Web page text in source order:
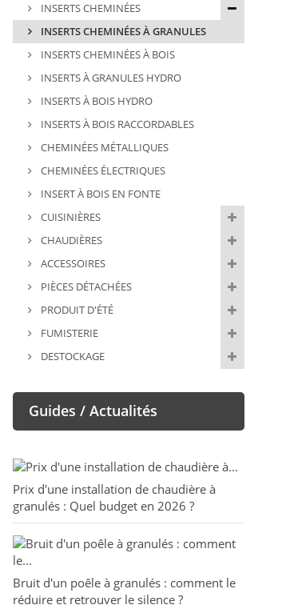
Insert à granules ventilé -
BRONPI Tavira 6 kW
2 647,01 € -22%
Ajouter au panier
Insert à
canalisable -
EXTRAFLAME
INSERTS CHEMINÉES
INSERTS CHEMINÉES À GRANULES
INSERTS CHEMINÉES À BOIS
INSERTS À GRANULES HYDRO
INSERTS À BOIS HYDRO
INSERTS À BOIS RACCORDABLES
CHEMINÉES MÉTALLIQUES
CHEMINÉES ÉLECTRIQUES
INSERT À BOIS EN FONTE
CUISINIÈRES
CHAUDIÈRES
ACCESSOIRES
PIÈCES DÉTACHÉES
PRODUIT D'ÉTÉ
FUMISTERIE
DESTOCKAGE
Guides / Actualités
Prix d'une installation de chaudière à
granulés : Quel budget en 2026 ?
Bruit d'un poêle à granulés : comment le
réduire et retrouver le silence ?